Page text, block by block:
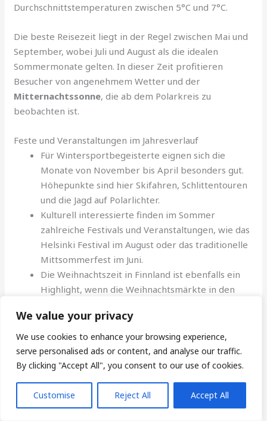
We value your privacy
We use cookies to enhance your browsing experience,
serve personalised ads or content, and analyse our traffic.
By clicking "Accept All", you consent to our use of cookies.
Customise Reject All Accept All
Durchschnittstemperaturen zwischen 5°C und 7°C.
Die beste Reisezeit liegt in der Regel zwischen Mai und
September, wobei Juli und August als die idealen
Sommermonate gelten. In dieser Zeit profitieren
Besucher von angenehmem Wetter und der
Mitternachtssonne, die ab dem Polarkreis zu
beobachten ist.
Feste und Veranstaltungen im Jahresverlauf
Für Wintersportbegeisterte eignen sich die
Monate von November bis April besonders gut.
Höhepunkte sind hier Skifahren, Schlittentouren
und die Jagd auf Polarlichter.
Kulturell interessierte finden im Sommer
zahlreiche Festivals und Veranstaltungen, wie das
Helsinki Festival im August oder das traditionelle
Mittsommerfest im Juni.
Die Weihnachtszeit in Finnland ist ebenfalls ein
Highlight, wenn die Weihnachtsmärkte in den
Aufgrund der starken regionalen Unterschiede variiert
das Wetter in Finnland stark. Angemessene Kleidung ist
daher ganzjährig wichtig, um die vielfältigen Aktivitäten
genießen zu können.